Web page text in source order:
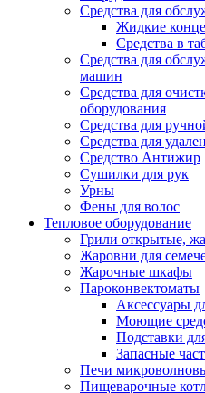
Средства для
Жидкие
Средства в
Средства для
машин
Средства для
оборудования
Средства для
Средства для
Средство Антижир
Сушилки для рук
Урны
Фены для волос
Тепловое оборудование
Грили открытые,
Жаровни для
Жарочные шкафы
Пароконвектоматы
Аксессуары
Моющие
Подставки
Запасные
Печи
Пищеварочные